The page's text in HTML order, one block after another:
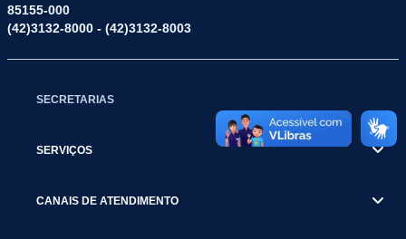
85155-000
(42)3132-8000 - (42)3132-8003
SECRETARIAS
SERVIÇOS
CANAIS DE ATENDIMENTO